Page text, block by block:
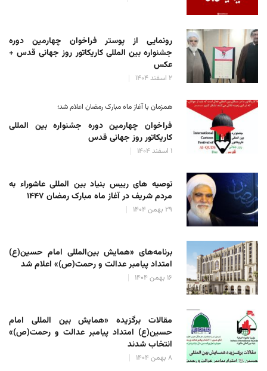
رونمایی از پوستر فراخوان چهارمین دوره
جشنواره بین المللی کاریکاتور روز جهانی قدس +
عکس
۲ اسفند ۱۴۰۴
همزمان با آغاز ماه مبارک رمضان اعلام شد؛
فراخوان چهارمین دوره جشنواره بین المللی
کاریکاتور روز جهانی قدس
۱ اسفند ۱۴۰۴
توصیه های رییس بنیاد بین المللی عاشوراء به
مردم شریف در آغاز ماه مبارک رمضان ۱۴۴۷
۲۹ بهمن ۱۴۰۴
برنامه‌های «همایش بین‌المللی امام حسین(ع)
امتداد پیامبر عدالت و رحمت(ص)» اعلام شد
۱۶ بهمن ۱۴۰۴
مقالات برگزیده «همایش بین المللی امام
حسین(ع) امتداد پیامبر عدالت و رحمت(ص)»
انتخاب شدند
۸ بهمن ۱۴۰۴